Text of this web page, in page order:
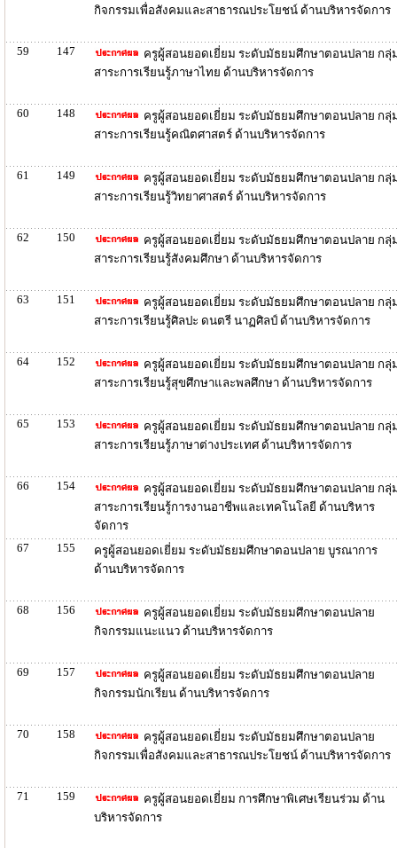
กิจกรรมเพื่อสังคมและสาธารณประโยชน์ ด้านบริหารจัดการ
59 147
ครูผู้สอนยอดเยี่ยม ระดับมัธยมศึกษาตอนปลาย กลุ่
สาระการเรียนรู้ภาษาไทย ด้านบริหารจัดการ
60 148
ครูผู้สอนยอดเยี่ยม ระดับมัธยมศึกษาตอนปลาย กลุ่
สาระการเรียนรู้คณิตศาสตร์ ด้านบริหารจัดการ
61 149
ครูผู้สอนยอดเยี่ยม ระดับมัธยมศึกษาตอนปลาย กลุ่
สาระการเรียนรู้วิทยาศาสตร์ ด้านบริหารจัดการ
62 150
ครูผู้สอนยอดเยี่ยม ระดับมัธยมศึกษาตอนปลาย กลุ่
สาระการเรียนรู้สังคมศึกษา ด้านบริหารจัดการ
63 151
ครูผู้สอนยอดเยี่ยม ระดับมัธยมศึกษาตอนปลาย กลุ่
สาระการเรียนรู้ศิลปะ ดนตรี นาฏศิลป์ ด้านบริหารจัดการ
64 152
ครูผู้สอนยอดเยี่ยม ระดับมัธยมศึกษาตอนปลาย กลุ่
สาระการเรียนรู้สุขศึกษาและพลศึกษา ด้านบริหารจัดการ
65 153
ครูผู้สอนยอดเยี่ยม ระดับมัธยมศึกษาตอนปลาย กลุ่
สาระการเรียนรู้ภาษาต่างประเทศ ด้านบริหารจัดการ
66 154
ครูผู้สอนยอดเยี่ยม ระดับมัธยมศึกษาตอนปลาย กลุ่
สาระการเรียนรู้การงานอาชีพและเทคโนโลยี ด้านบริหาร
จัดการ
67
155
ครูผู้สอนยอดเยี่ยม ระดับมัธยมศึกษาตอนปลาย บูรณาการ
ด้านบริหารจัดการ
68 156
ครูผู้สอนยอดเยี่ยม ระดับมัธยมศึกษาตอนปลาย
กิจกรรมแนะแนว ด้านบริหารจัดการ
69 157
ครูผู้สอนยอดเยี่ยม ระดับมัธยมศึกษาตอนปลาย
กิจกรรมนักเรียน ด้านบริหารจัดการ
70 158
ครูผู้สอนยอดเยี่ยม ระดับมัธยมศึกษาตอนปลาย
กิจกรรมเพื่อสังคมและสาธารณประโยชน์ ด้านบริหารจัดการ
71 159
ครูผู้สอนยอดเยี่ยม การศึกษาพิเศษเรียนร่วม ด้าน
บริหารจัดการ